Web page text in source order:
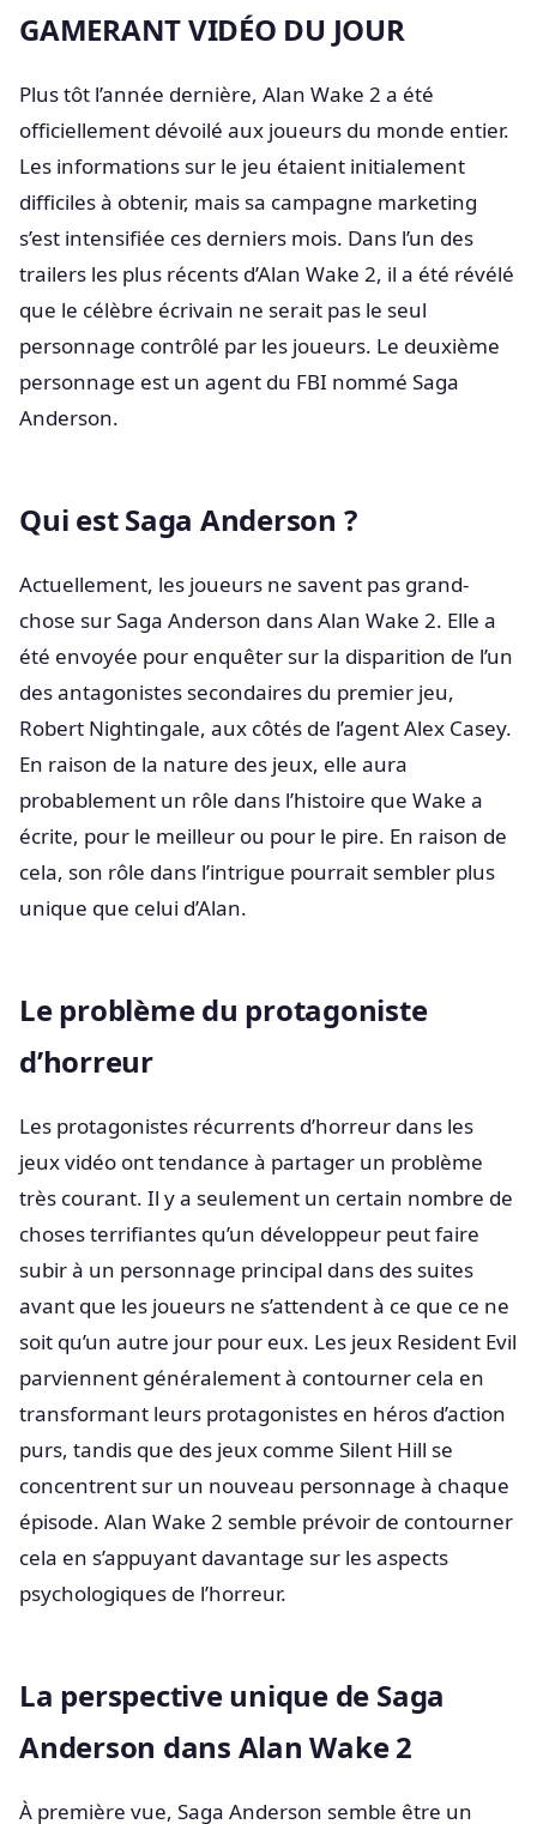
GAMERANT VIDÉO DU JOUR
Plus tôt l’année dernière, Alan Wake 2 a été
officiellement dévoilé aux joueurs du monde entier.
Les informations sur le jeu étaient initialement
difficiles à obtenir, mais sa campagne marketing
s’est intensifiée ces derniers mois. Dans l’un des
trailers les plus récents d’Alan Wake 2, il a été révélé
que le célèbre écrivain ne serait pas le seul
personnage contrôlé par les joueurs. Le deuxième
personnage est un agent du FBI nommé Saga
Anderson.
Qui est Saga Anderson ?
Actuellement, les joueurs ne savent pas grand-
chose sur Saga Anderson dans Alan Wake 2. Elle a
été envoyée pour enquêter sur la disparition de l’un
des antagonistes secondaires du premier jeu,
Robert Nightingale, aux côtés de l’agent Alex Casey.
En raison de la nature des jeux, elle aura
probablement un rôle dans l’histoire que Wake a
écrite, pour le meilleur ou pour le pire. En raison de
cela, son rôle dans l’intrigue pourrait sembler plus
unique que celui d’Alan.
Le problème du protagoniste
d’horreur
Les protagonistes récurrents d’horreur dans les
jeux vidéo ont tendance à partager un problème
très courant. Il y a seulement un certain nombre de
choses terrifiantes qu’un développeur peut faire
subir à un personnage principal dans des suites
avant que les joueurs ne s’attendent à ce que ce ne
soit qu’un autre jour pour eux. Les jeux Resident Evil
parviennent généralement à contourner cela en
transformant leurs protagonistes en héros d’action
purs, tandis que des jeux comme Silent Hill se
concentrent sur un nouveau personnage à chaque
épisode. Alan Wake 2 semble prévoir de contourner
cela en s’appuyant davantage sur les aspects
psychologiques de l’horreur.
La perspective unique de Saga
Anderson dans Alan Wake 2
À première vue, Saga Anderson semble être un